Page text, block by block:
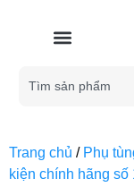
Trang chủ / Phụ
kiện chính hãng số